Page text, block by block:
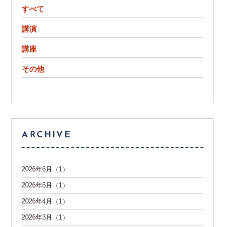
すべて
講演
講座
その他
ARCHIVE
2026年6月（1）
2026年5月（1）
2026年4月（1）
2026年3月（1）